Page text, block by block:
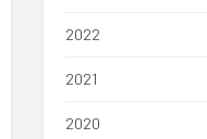
2022
2021
2020